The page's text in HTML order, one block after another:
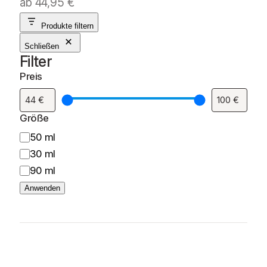
ab 44,95 €
Produkte filtern
Schließen
Filter
Preis
Größe
G
r
ö
ß
e
50 ml
30 ml
90 ml
Anwenden